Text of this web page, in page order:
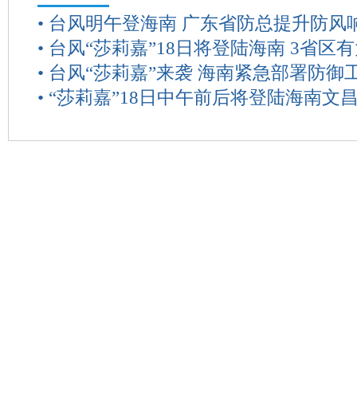
• 台风明午登海南 广东省防总提升防风
• 台风“莎莉嘉”18日将登陆海南 3省区
• 台风“莎莉嘉”来袭 海南紧急部署防御
• “莎莉嘉”18日中午前后将登陆海南文